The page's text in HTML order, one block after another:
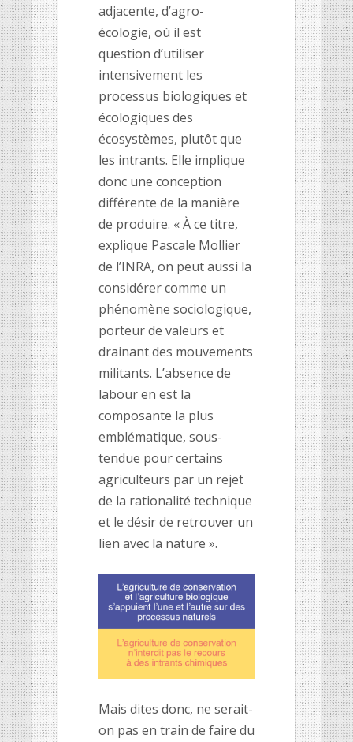
adjacente, d’agro-
écologie, où il est
question d’utiliser
intensivement les
processus biologiques et
écologiques des
écosystèmes, plutôt que
les intrants. Elle implique
donc une conception
différente de la manière
de produire. « À ce titre,
explique Pascale Mollier
de l’INRA, on peut aussi la
considérer comme un
phénomène sociologique,
porteur de valeurs et
drainant des mouvements
militants. L’absence de
labour en est la
composante la plus
emblématique, sous-
tendue pour certains
agriculteurs par un rejet
de la rationalité technique
et le désir de retrouver un
lien avec la nature ».
Mais dites donc, ne serait-
on pas en train de faire du